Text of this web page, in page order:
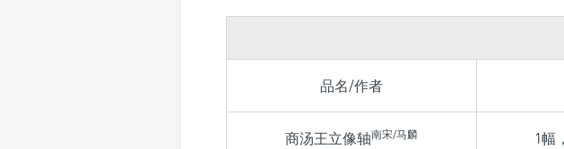
品名/作者
商汤王立像轴南宋/马麟 1幅